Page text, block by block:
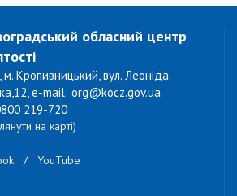
обласний центр
м. Кропивницький, вул. Леоніда
e-mail: org@kocz.gov.ua
219-720
на карті)
/ YouTube